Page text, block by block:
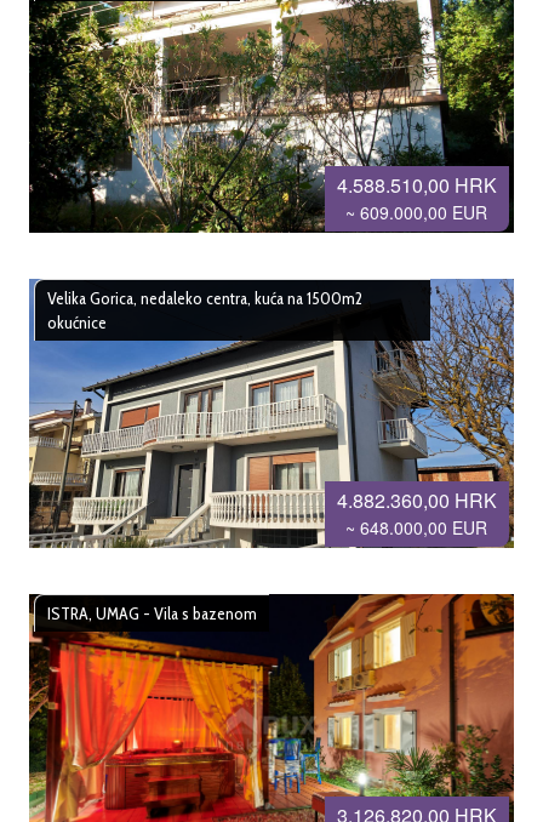
4.588.510,00 HRK
~ 609.000,00 EUR
4.882.360,00 HRK
~ 648.000,00 EUR
Velika Gorica, nedaleko centra, kuća na 1500m2
okućnice
3.126.820,00 HRK
ISTRA, UMAG - Vila s bazenom